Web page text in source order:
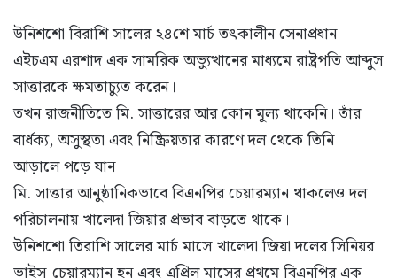
উনিশশো বিরাশি সালের ২৪শে মার্চ তৎকালীন সেনাপ্রধান
এইচএম এরশাদ এক সামরিক অভ্যুত্থানের মাধ্যমে রাষ্ট্রপতি আব্দুস
সাত্তারকে ক্ষমতাচ্যুত করেন।
তখন রাজনীতিতে মি. সাত্তারের আর কোন মূল্য থাকেনি। তাঁর
বার্ধক্য, অসুস্থতা এবং নিষ্ক্রিয়তার কারণে দল থেকে তিনি
আড়ালে পড়ে যান।
মি. সাত্তার আনুষ্ঠানিকভাবে বিএনপির চেয়ারম্যান থাকলেও দল
পরিচালনায় খালেদা জিয়ার প্রভাব বাড়তে থাকে।
উনিশশো তিরাশি সালের মার্চ মাসে খালেদা জিয়া দলের সিনিয়র